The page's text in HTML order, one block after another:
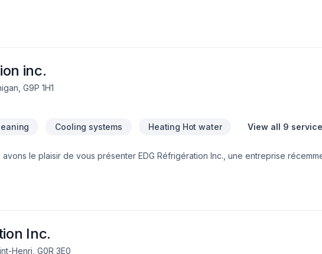
inc.
G9P 1H1
Cooling systems Heating Hot water View all 9
avons le plaisir de vous présenter EDG Réfrigération Inc., une entreprise
Inc.
Henri, G0R 3E0